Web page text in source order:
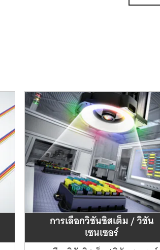
การเลือกวิชันซิสเต็ม / วิชัน
เซนเซอร์